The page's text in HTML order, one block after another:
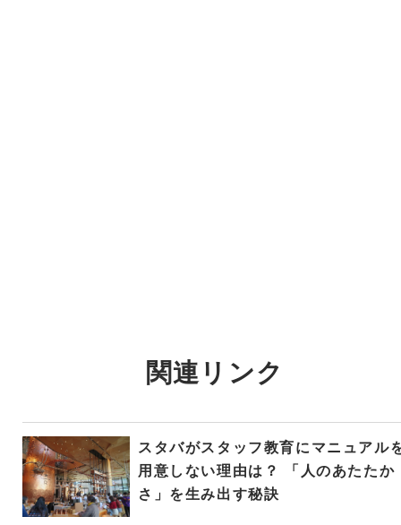
関連リンク
スタバがスタッフ教育にマニュアル
用意しない理由は？ 「人のあたたか
さ」を生み出す秘訣